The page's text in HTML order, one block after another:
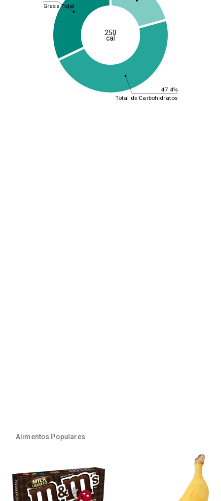
47.4%
Total de Carbohidratos
Grasa Total
250
cal
Alimentos Populares